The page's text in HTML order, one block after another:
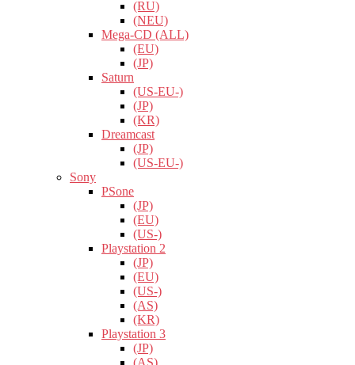
(RU)
(NEU)
Mega-CD (ALL)
(EU)
(JP)
Saturn
(US-EU-)
(JP)
(KR)
Dreamcast
(JP)
(US-EU-)
Sony
PSone
(JP)
(EU)
(US-)
Playstation 2
(JP)
(EU)
(US-)
(AS)
(KR)
Playstation 3
(JP)